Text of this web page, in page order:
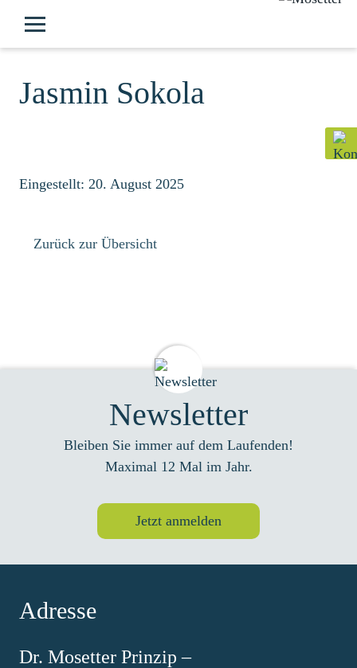
Jasmin Sokola
Eingestellt: 20. August 2025
Zurück zur Übersicht
Newsletter
Bleiben Sie immer auf dem Laufenden!
Maximal 12 Mal im Jahr.
Jetzt anmelden
Adresse
Dr. Mosetter Prinzip –